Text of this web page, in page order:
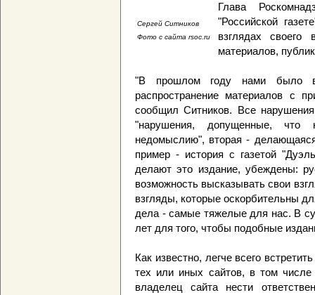
Сергей Ситников
Фото с сайта rsoc.ru
Глава
"Российской
взглядах своего
материалов,
"В прошлом году нами было
распространение материалов с
сообщил Ситников. Все
"нарушения, допущенные, что
недомыслию", вторая -
пример - история с газетой
делают это издание, убеждены:
возможность высказывать свои
взгляды, которые оскорбительны
дела - самые тяжелые для нас. В
лет для того, чтобы подобные
Как известно, легче всего
тех или иных сайтов, в том
владелец сайта нести